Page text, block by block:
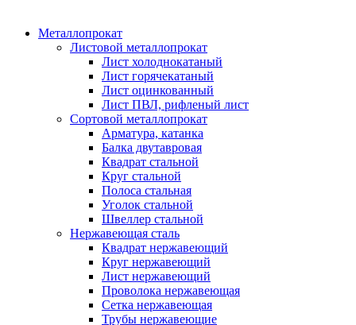
Металлопрокат
Листовой металлопрокат
Лист холоднокатаный
Лист горячекатаный
Лист оцинкованный
Лист ПВЛ, рифленый лист
Сортовой металлопрокат
Арматура, катанка
Балка двутавровая
Квадрат стальной
Круг стальной
Полоса стальная
Уголок стальной
Швеллер стальной
Нержавеющая сталь
Квадрат нержавеющий
Круг нержавеющий
Лист нержавеющий
Проволока нержавеющая
Сетка нержавеющая
Трубы нержавеющие